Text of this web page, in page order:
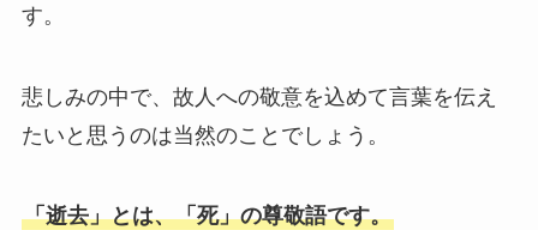
暑中・残暑見舞い
敬老の日
クリスマス
す。
悲しみの中で、故人への敬意を込めて言葉を伝え
たいと思うのは当然のことでしょう。
「逝去」とは、「死」の尊敬語です。